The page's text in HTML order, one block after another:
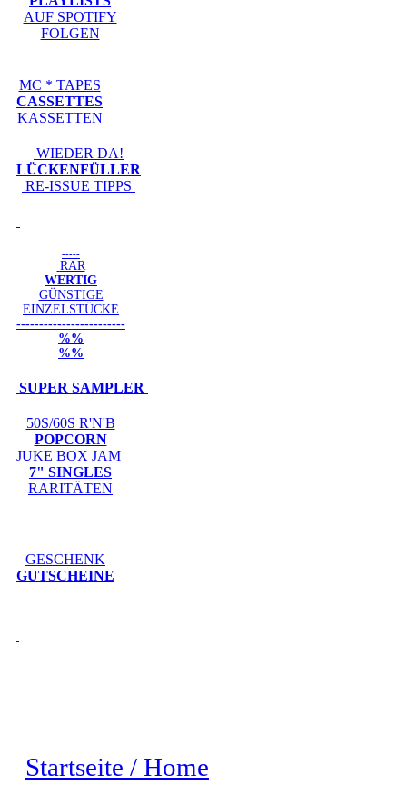
AUF SPOTIFY
FOLGEN
MC * TAPES
CASSETTES
KASSETTEN
WIEDER DA!
LÜCKENFÜLLER
RE-ISSUE TIPPS
-----
RAR
WERTIG
GÜNSTIGE
EINZELSTÜCKE
------------------------
%%
%%
SUPER SAMPLER
50S/60S R'N'B
POPCORN
JUKE BOX JAM
7" SINGLES
RARITÄTEN
GESCHENK
GUTSCHEINE
Startseite / Home